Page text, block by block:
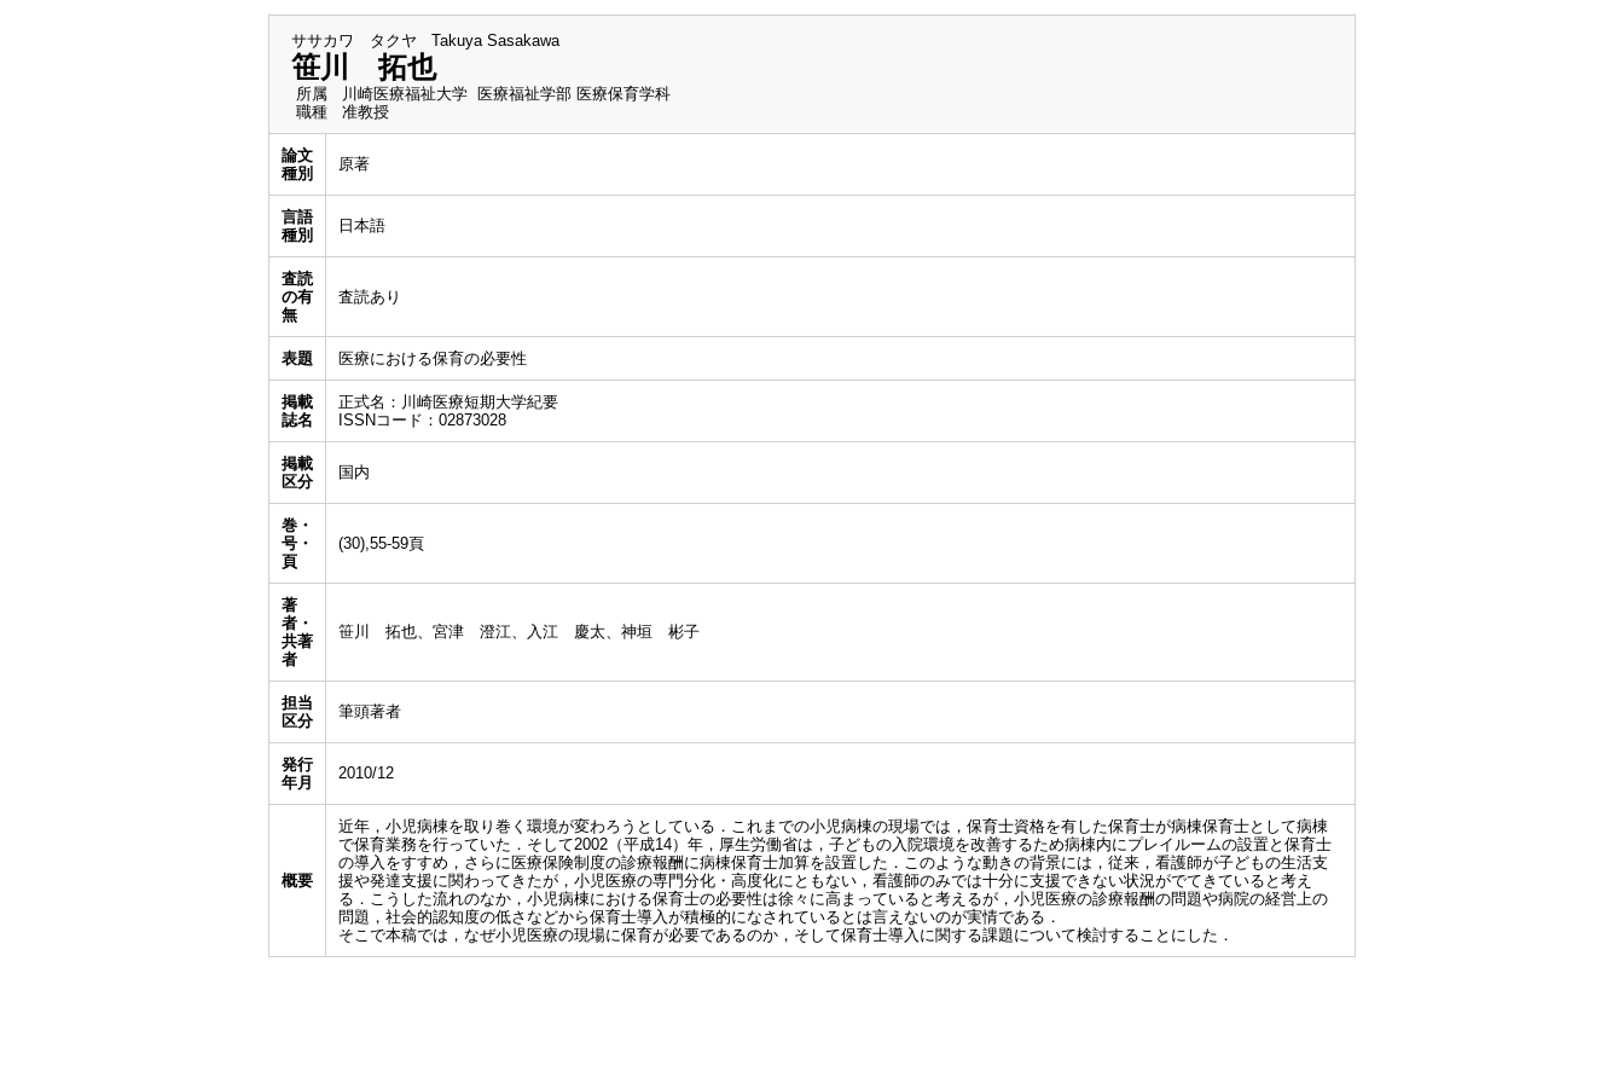
ササカワ タクヤ Takuya Sasakawa
笹川 拓也
所属
川崎医療福祉大学 医療福祉学部 医療保育学科
職種
准教授
論文
種別
原著
言語
種別
日本語
査読
の有
無
査読あり
表題 医療における保育の必要性
掲載
誌名
正式名：川崎医療短期大学紀要
ISSNコード：02873028
掲載
区分
国内
巻・
号・
頁
(30),55-59頁
著
者・
共著
者
笹川 拓也、宮津 澄江、入江 慶太、神垣 彬子
担当
区分
筆頭著者
発行
年月
2010/12
概要
近年，小児病棟を取り巻く環境が変わろうとしている．これまでの小児病棟の現場では，保育士資格を有した保育士が病棟保育士として病棟
で保育業務を行っていた．そして2002（平成14）年，厚生労働省は，子どもの入院環境を改善するため病棟内にプレイルームの設置と保育士
の導入をすすめ，さらに医療保険制度の診療報酬に病棟保育士加算を設置した．このような動きの背景には，従来，看護師が子どもの生活支
援や発達支援に関わってきたが，小児医療の専門分化・高度化にともない，看護師のみでは十分に支援できない状況がでてきていると考え
る．こうした流れのなか，小児病棟における保育士の必要性は徐々に高まっていると考えるが，小児医療の診療報酬の問題や病院の経営上の
問題，社会的認知度の低さなどから保育士導入が積極的になされているとは言えないのが実情である．
そこで本稿では，なぜ小児医療の現場に保育が必要であるのか，そして保育士導入に関する課題について検討することにした．